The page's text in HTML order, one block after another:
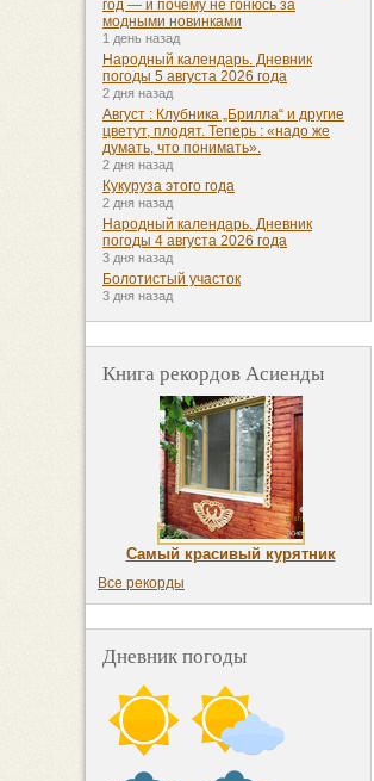
год — и почему не гонюсь за
модными новинками
1 день назад
Народный календарь. Дневник
погоды 5 августа 2026 года
2 дня назад
Август : Клубника „Брилла“ и другие
цветут, плодят. Теперь : «надо же
думать, что понимать».
2 дня назад
Кукуруза этого года
2 дня назад
Народный календарь. Дневник
погоды 4 августа 2026 года
3 дня назад
Болотистый участок
3 дня назад
Книга рекордов Асиенды
Самый красивый курятник
Все рекорды
Дневник погоды